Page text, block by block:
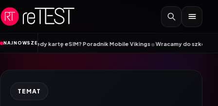
Przejdź do treści
NAJNOWSZE
a kiedy kartę eSIM? Poradnik Mobile Vikings•Wracamy do szkoły z
TEMAT